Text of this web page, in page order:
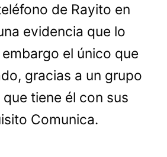
de Rayito en
evidencia que lo
el único que
gracias a un grupo
tiene él con sus
Comunica.